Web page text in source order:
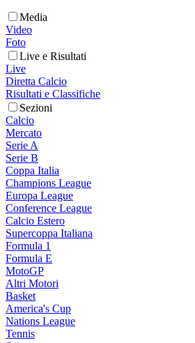
Media
Video
Foto
Live e Risultati
Live
Diretta Calcio
Risultati e Classifiche
Sezioni
Calcio
Mercato
Serie A
Serie B
Coppa Italia
Champions League
Europa League
Conference League
Calcio Estero
Supercoppa Italiana
Formula 1
Formula E
MotoGP
Altri Motori
Basket
America's Cup
Nations League
Tennis